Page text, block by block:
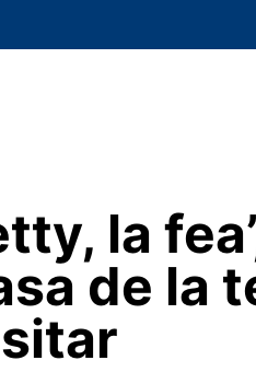
la
de la